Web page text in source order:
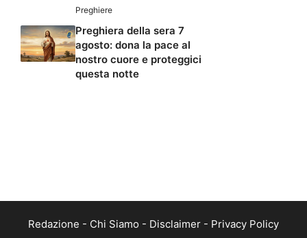
Preghiere
Preghiera della sera 7
agosto: dona la pace al
nostro cuore e proteggici
questa notte
Redazione - Chi Siamo - Disclaimer - Privacy Policy